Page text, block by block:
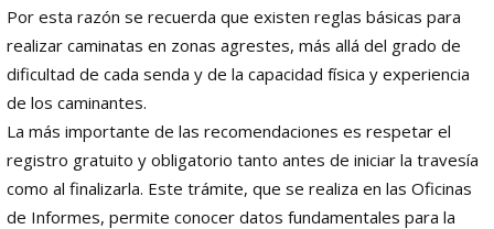
Por esta razón se recuerda que existen reglas básicas para
realizar caminatas en zonas agrestes, más allá del grado de
dificultad de cada senda y de la capacidad física y experiencia
de los caminantes.
La más importante de las recomendaciones es respetar el
registro gratuito y obligatorio tanto antes de iniciar la travesía
como al finalizarla. Este trámite, que se realiza en las Oficinas
de Informes, permite conocer datos fundamentales para la